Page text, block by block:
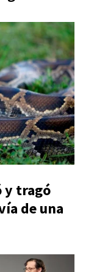
y tragó
de una